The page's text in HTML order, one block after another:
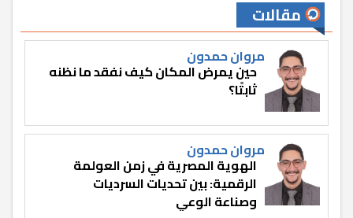
مقالات
مروان حمدون
حين يمرض المكان كيف نفقد ما نظنه
ثابتًا؟
مروان حمدون
الهوية المصرية في زمن العولمة
الرقمية: بين تحديات السرديات
وصناعة الوعي